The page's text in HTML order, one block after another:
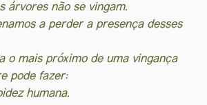
árvores não se vingam.
a perder a presença desses
o mais próximo de uma vingança
pode fazer:
humana.